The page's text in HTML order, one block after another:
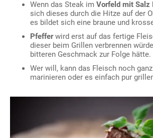
Wenn das Steak im Vorfeld mit Salz
sich dieses durch die Hitze auf der
es bildet sich eine braune und
Pfefferwird erst auf das fertige
dieser beim Grillen verbrennen
bitteren Geschmack zur Folge hätte.
Wer will, kann das Fleisch noch
marinieren oder es einfach pur